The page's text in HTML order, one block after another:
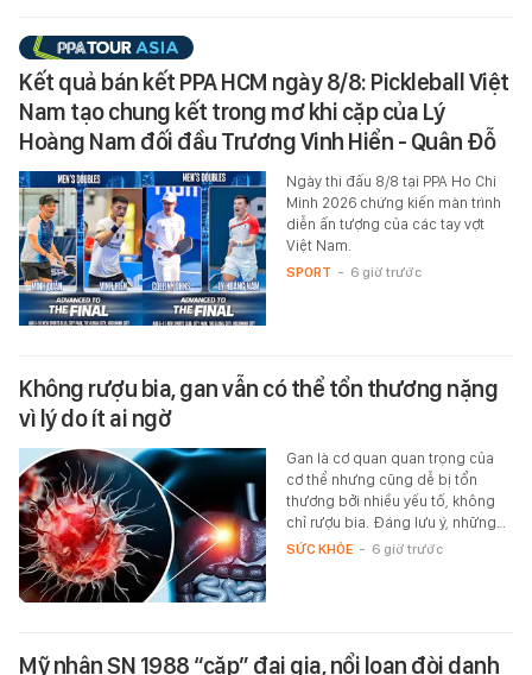
Kết quả bán kết PPA HCM ngày 8/8: Pickleball Việt
Nam tạo chung kết trong mơ khi cặp của Lý
Hoàng Nam đối đầu Trương Vinh Hiển - Quân Đỗ
Ngày thi đấu 8/8 tại PPA Ho Chi
Minh 2026 chứng kiến màn trình
diễn ấn tượng của các tay vợt
Việt Nam.
SPORT - 6 giờ trước
Không rượu bia, gan vẫn có thể tổn thương nặng
vì lý do ít ai ngờ
Gan là cơ quan quan trọng của
cơ thể nhưng cũng dễ bị tổn
thương bởi nhiều yếu tố, không
chỉ rượu bia. Đáng lưu ý, những…
SỨC KHỎE - 6 giờ trước
Mỹ nhân SN 1988 “cặp” đại gia, nổi loạn đòi danh